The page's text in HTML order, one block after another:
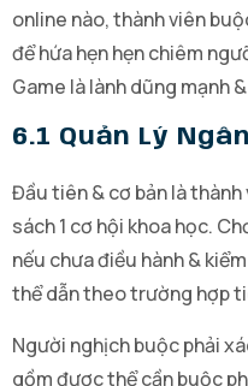
online nào, thành viên
để hứa hẹn hẹn chiêm
Game là lành dũng mạnh
6.1 Quản Lý
Đầu tiên & cơ bản là
sách 1 cơ hội khoa học.
nếu chưa điều hành &
thể dẫn theo trường hợp
Người nghịch buộc phải
gồm được thể cần buộc